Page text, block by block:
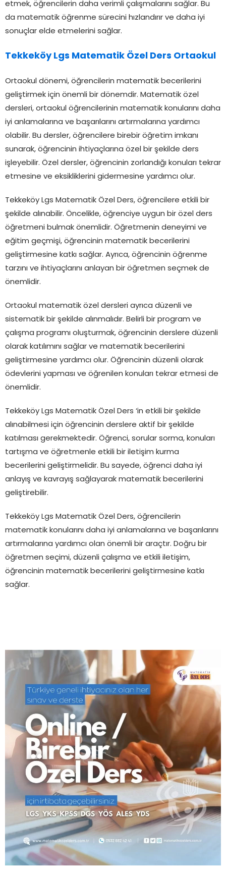
etmek, öğrencilerin daha verimli çalışmalarını sağlar. Bu
da matematik öğrenme sürecini hızlandırır ve daha iyi
sonuçlar elde etmelerini sağlar.
Tekkeköy Lgs Matematik Özel Ders Ortaokul
Ortaokul dönemi, öğrencilerin matematik becerilerini
geliştirmek için önemli bir dönemdir. Matematik özel
dersleri, ortaokul öğrencilerinin matematik konularını daha
iyi anlamalarına ve başarılarını artırmalarına yardımcı
olabilir. Bu dersler, öğrencilere birebir öğretim imkanı
sunarak, öğrencinin ihtiyaçlarına özel bir şekilde ders
işleyebilir. Özel dersler, öğrencinin zorlandığı konuları tekrar
etmesine ve eksikliklerini gidermesine yardımcı olur.
Tekkeköy Lgs Matematik Özel Ders, öğrencilere etkili bir
şekilde alınabilir. Öncelikle, öğrenciye uygun bir özel ders
öğretmeni bulmak önemlidir. Öğretmenin deneyimi ve
eğitim geçmişi, öğrencinin matematik becerilerini
geliştirmesine katkı sağlar. Ayrıca, öğrencinin öğrenme
tarzını ve ihtiyaçlarını anlayan bir öğretmen seçmek de
önemlidir.
Ortaokul matematik özel dersleri ayrıca düzenli ve
sistematik bir şekilde alınmalıdır. Belirli bir program ve
çalışma programı oluşturmak, öğrencinin derslere düzenli
olarak katılımını sağlar ve matematik becerilerini
geliştirmesine yardımcı olur. Öğrencinin düzenli olarak
ödevlerini yapması ve öğrenilen konuları tekrar etmesi de
önemlidir.
Tekkeköy Lgs Matematik Özel Ders ‘in etkili bir şekilde
alınabilmesi için öğrencinin derslere aktif bir şekilde
katılması gerekmektedir. Öğrenci, sorular sorma, konuları
tartışma ve öğretmenle etkili bir iletişim kurma
becerilerini geliştirmelidir. Bu sayede, öğrenci daha iyi
anlayış ve kavrayış sağlayarak matematik becerilerini
geliştirebilir.
Tekkeköy Lgs Matematik Özel Ders, öğrencilerin
matematik konularını daha iyi anlamalarına ve başarılarını
artırmalarına yardımcı olan önemli bir araçtır. Doğru bir
öğretmen seçimi, düzenli çalışma ve etkili iletişim,
öğrencinin matematik becerilerini geliştirmesine katkı
sağlar.